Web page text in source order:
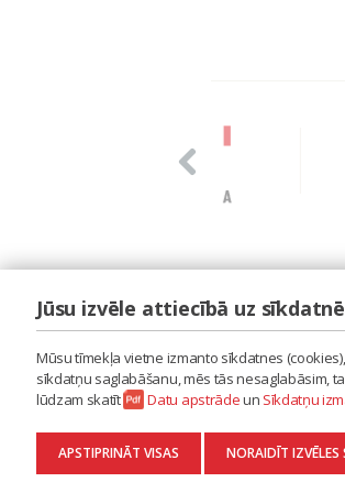
LAIPA
ES RADU MŪZIKU
AKTUALITĀTES
KONTAKTI
SĪKDATŅU
DATU APSTRĀDE
Jūsu izvēle attiecībā uz
Mūsu tīmekļa vietne izmanto sīkdatnes
sīkdatņu saglabāšanu, mēs tās nesaglabāsim,
lūdzam skatīt
Datu apstrādeun Sīkdatņu
APSTIPRINĀT VISAS NORAIDĪT IZVĒLES